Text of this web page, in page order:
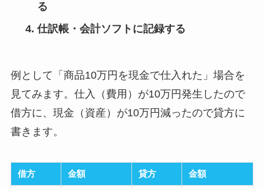
る
仕訳帳・会計ソフトに記録する
例として「商品10万円を現金で仕入れた」場合を
見てみます。仕入（費用）が10万円発生したので
借方に、現金（資産）が10万円減ったので貸方に
書きます。
借方 金額 貸方 金額